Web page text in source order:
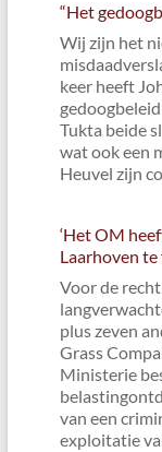
“Het
Wij zijn het
keer heeft
Tukta beide
wat ook een
Heuvel zijn
‘Het OM
Laarhoven te
Voor de
plus zeven
Grass
Ministerie
van een
exploitatie